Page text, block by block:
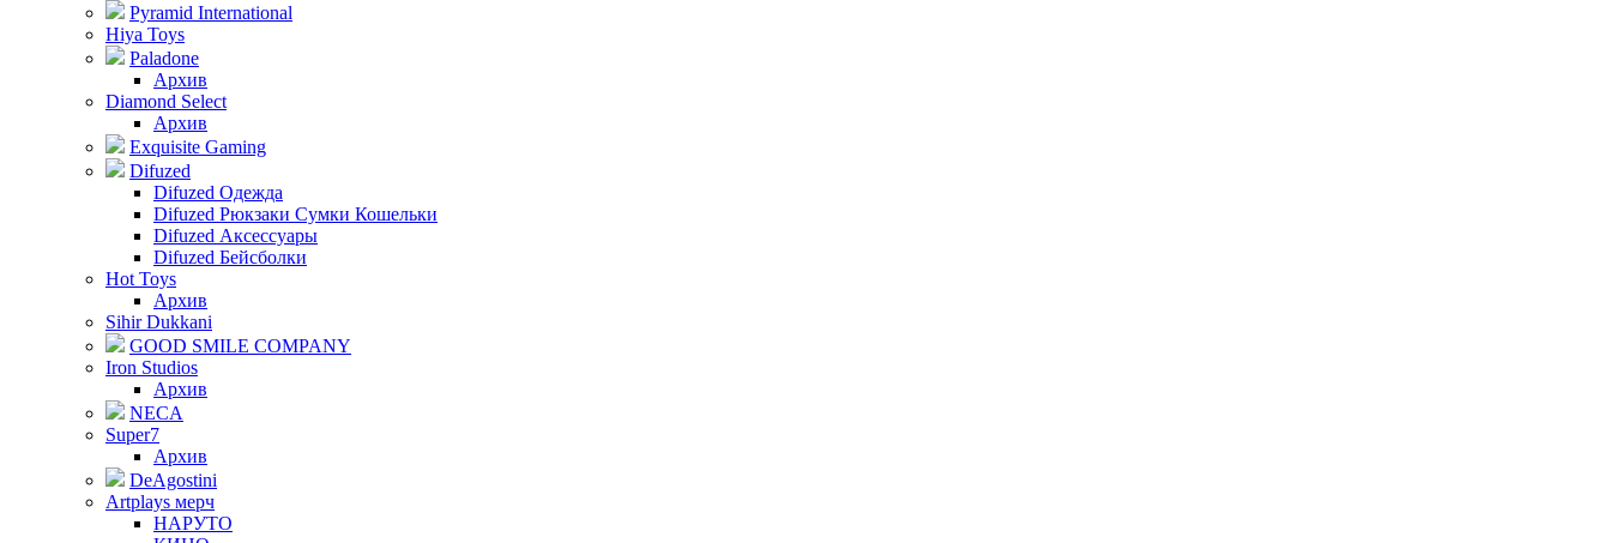
Pyramid International
Hiya Toys
Paladone
Архив
Diamond Select
Архив
Exquisite Gaming
Difuzed
Difuzed Одежда
Difuzed Рюкзаки Сумки Кошельки
Difuzed Аксессуары
Difuzed Бейсболки
Hot Toys
Архив
Sihir Dukkani
GOOD SMILE COMPANY
Iron Studios
Архив
NECA
Super7
Архив
DeAgostini
Artplays мерч
НАРУТО